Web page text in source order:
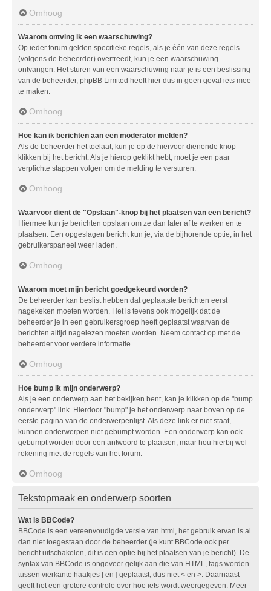
Omhoog
Waarom ontving ik een waarschuwing?
Op ieder forum gelden specifieke regels, als je één van deze regels
(volgens de beheerder) overtreedt, kun je een waarschuwing
ontvangen. Het sturen van een waarschuwing naar je is een beslissing
van de beheerder, phpBB Limited heeft hier dus in geen geval iets mee
te maken.
Omhoog
Hoe kan ik berichten aan een moderator melden?
Als de beheerder het toelaat, kun je op de hiervoor dienende knop
klikken bij het bericht. Als je hierop geklikt hebt, moet je een paar
verplichte stappen volgen om de melding te versturen.
Omhoog
Waarvoor dient de "Opslaan"-knop bij het plaatsen van een bericht?
Hiermee kun je berichten opslaan om ze dan later af te werken en te
plaatsen. Een opgeslagen bericht kun je, via de bijhorende optie, in het
gebruikerspaneel weer laden.
Omhoog
Waarom moet mijn bericht goedgekeurd worden?
De beheerder kan beslist hebben dat geplaatste berichten eerst
nagekeken moeten worden. Het is tevens ook mogelijk dat de
beheerder je in een gebruikersgroep heeft geplaatst waarvan de
berichten altijd nagelezen moeten worden. Neem contact op met de
beheerder voor verdere informatie.
Omhoog
Hoe bump ik mijn onderwerp?
Als je een onderwerp aan het bekijken bent, kan je klikken op de "bump
onderwerp" link. Hierdoor "bump" je het onderwerp naar boven op de
eerste pagina van de onderwerpenlijst. Als deze link er niet staat,
kunnen onderwerpen niet gebumpt worden. Een onderwerp kan ook
gebumpt worden door een antwoord te plaatsen, maar hou hierbij wel
rekening met de regels van het forum.
Omhoog
Tekstopmaak en onderwerp soorten
Wat is BBCode?
BBCode is een vereenvoudigde versie van html, het gebruik ervan is al
dan niet toegestaan door de beheerder (je kunt BBCode ook per
bericht uitschakelen, dit is een optie bij het plaatsen van je bericht). De
syntax van BBCode is ongeveer gelijk aan die van HTML, tags worden
tussen vierkante haakjes [ en ] geplaatst, dus niet < en >. Daarnaast
geeft het een grotere controle over hoe iets wordt weergegeven. Meer